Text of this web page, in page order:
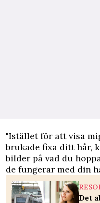
"Istället för att visa
brukade fixa ditt hår,
bilder på vad du
de fungerar med din
Det